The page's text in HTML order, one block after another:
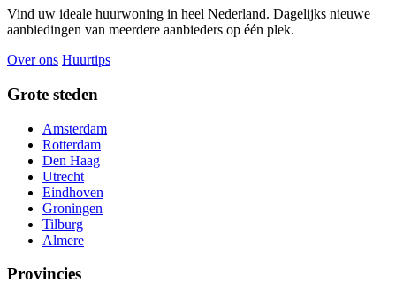
Vind uw ideale huurwoning in heel Nederland. Dagelijks nieuwe
aanbiedingen van meerdere aanbieders op één plek.
Over ons Huurtips
Grote steden
Amsterdam
Rotterdam
Den Haag
Utrecht
Eindhoven
Groningen
Tilburg
Almere
Provincies